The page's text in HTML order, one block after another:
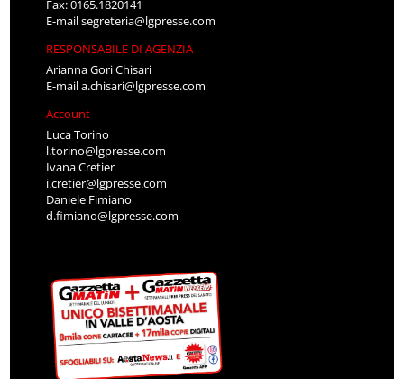
Fax: 0165.1820141
E-mailsegreteria@lgpresse.com
RESPONSABILE DI AGENZIA
Arianna Gori Chisari
E-maila.chisari@lgpresse.com
Account
Luca Torino
l.torino@lgpresse.com
Ivana Cretier
i.cretier@lgpresse.com
Daniele Fimiano
d.fimiano@lgpresse.com